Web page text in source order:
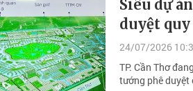
Siêu dự
duyệt quy
24/07/2026
TP. Cần Thơ
tướng phê